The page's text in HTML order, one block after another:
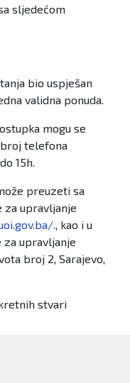
sljedećom
bio uspješan
validna ponuda.
mogu se
telefona
15h.
preuzeti sa
za upravljanje
., kao i u
upravljanje
broj 2, Sarajevo,
stvari